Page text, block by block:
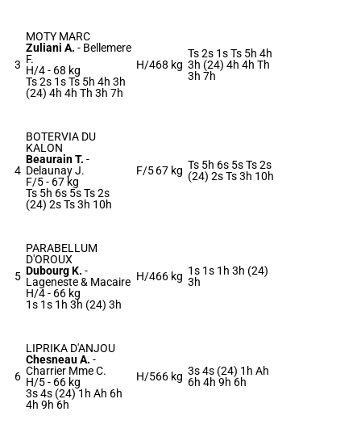
3
MOTY MARC
Zuliani A. - Bellemere
F.
H/4 - 68 kg
Ts 2s 1s Ts 5h 4h 3h
(24) 4h 4h Th 3h 7h
H/468 kg
Ts 2s 1s Ts 5h 4h
3h (24) 4h 4h Th
3h 7h
4
BOTERVIA DU
KALON
Beaurain T. -
Delaunay J.
F/5 - 67 kg
Ts 5h 6s 5s Ts 2s
(24) 2s Ts 3h 10h
F/567 kg Ts 5h 6s 5s Ts 2s
(24) 2s Ts 3h 10h
5
PARABELLUM
D'OROUX
Dubourg K. -
Lageneste & Macaire
H/4 - 66 kg
1s 1s 1h 3h (24) 3h
H/466 kg 1s 1s 1h 3h (24)
3h
6
LIPRIKA D'ANJOU
Chesneau A. -
Charrier Mme C.
H/5 - 66 kg
3s 4s (24) 1h Ah 6h
4h 9h 6h
H/566 kg 3s 4s (24) 1h Ah
6h 4h 9h 6h